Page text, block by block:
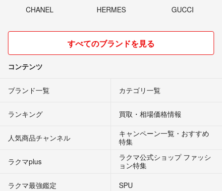
CHANEL HERMES GUCCI
すべてのブランドを見る
コンテンツ
ブランド一覧 カテゴリ一覧
ランキング 買取・相場価格情報
人気商品チャンネル
キャンペーン一覧・おすすめ
特集
ラクマplus
ラクマ公式ショップ ファッシ
ョン特集
ラクマ最強鑑定
SPU